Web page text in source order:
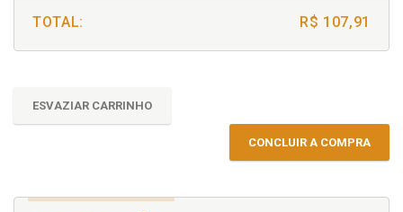
TOTAL: R$ 107,91
ESVAZIAR CARRINHO
CONCLUIR A COMPRA